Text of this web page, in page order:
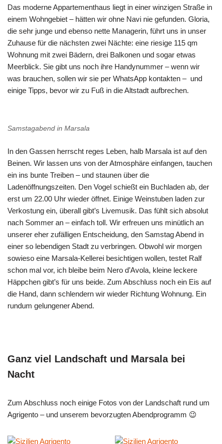
Das moderne Appartementhaus liegt in einer winzigen Straße in
einem Wohngebiet – hätten wir ohne Navi nie gefunden. Gloria,
die sehr junge und ebenso nette Managerin, führt uns in unser
Zuhause für die nächsten zwei Nächte: eine riesige 115 qm
Wohnung mit zwei Bädern, drei Balkonen und sogar etwas
Meerblick. Sie gibt uns noch ihre Handynummer – wenn wir
was brauchen, sollen wir sie per WhatsApp kontakten – und
einige Tipps, bevor wir zu Fuß in die Altstadt aufbrechen.
Samstagabend in Marsala
In den Gassen herrscht reges Leben, halb Marsala ist auf den
Beinen. Wir lassen uns von der Atmosphäre einfangen, tauchen
ein ins bunte Treiben – und staunen über die
Ladenöffnungszeiten. Den Vogel schießt ein Buchladen ab, der
erst um 22.00 Uhr wieder öffnet. Einige Weinstuben laden zur
Verkostung ein, überall gibt’s Livemusik. Das fühlt sich absolut
nach Sommer an – einfach toll. Wir erfreuen uns minütlich an
unserer eher zufälligen Entscheidung, den Samstag Abend in
einer so lebendigen Stadt zu verbringen. Obwohl wir morgen
sowieso eine Marsala-Kellerei besichtigen wollen, testet Ralf
schon mal vor, ich bleibe beim Nero d’Avola, kleine leckere
Häppchen gibt’s für uns beide. Zum Abschluss noch ein Eis auf
die Hand, dann schlendern wir wieder Richtung Wohnung. Ein
rundum gelungener Abend.
Ganz viel Landschaft und Marsala bei
Nacht
Zum Abschluss noch einige Fotos von der Landschaft rund um
Agrigento – und unserem bevorzugten Abendprogramm 😉